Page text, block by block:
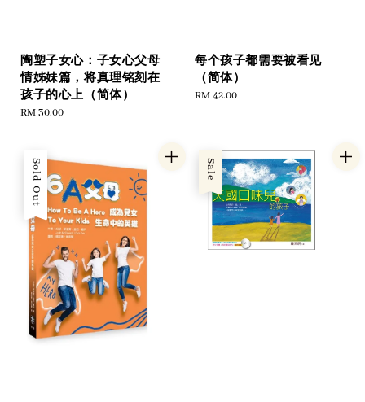
陶塑子女心：子女心父母
情姊妹篇，将真理铭刻在
孩子的心上（简体）
Regular
RM 30.00
每个孩子都需要被看见
（简体）
Regular
RM 42.00
Sold Out Sale